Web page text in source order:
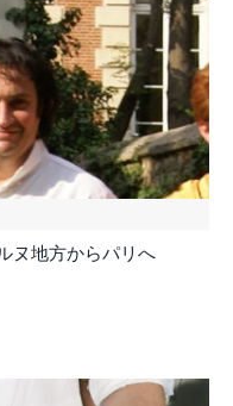
ヌ地方からパリへ